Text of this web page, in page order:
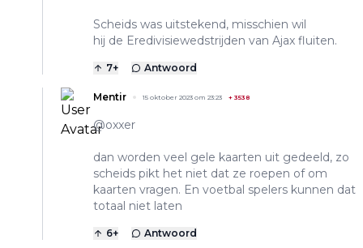
Scheids was uitstekend, misschien wil
hij de Eredivisiewedstrijden van Ajax fluiten.
7+ Antwoord
Mentir 15 oktober 2023 om 23:23 + 3538
@oxxer
dan worden veel gele kaarten uit gedeeld, zo
scheids pikt het niet dat ze roepen of om
kaarten vragen. En voetbal spelers kunnen dat
totaal niet laten
6+ Antwoord